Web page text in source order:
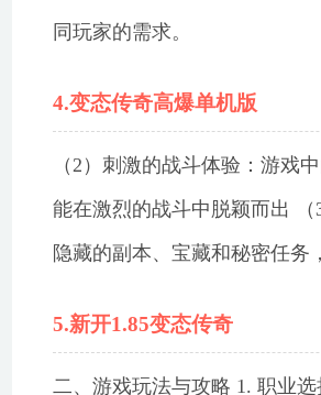
同玩家的需求。
4.变态传奇高爆单机版
（2）刺激的战斗体验：游戏
能在激烈的战斗中脱颖而出
隐藏的副本、宝藏和秘密任务
5.新开1.85变态传奇
二、游戏玩法与攻略 1. 职业